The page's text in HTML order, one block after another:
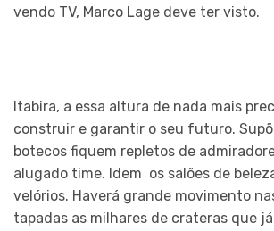
vendo TV, Marco Lage deve ter visto.
Itabira, a essa altura de nada mais
construir e garantir o seu futuro.
botecos fiquem repletos de
alugado time. Idem os salões de
velórios. Haverá grande movimento
tapadas as milhares de crateras que